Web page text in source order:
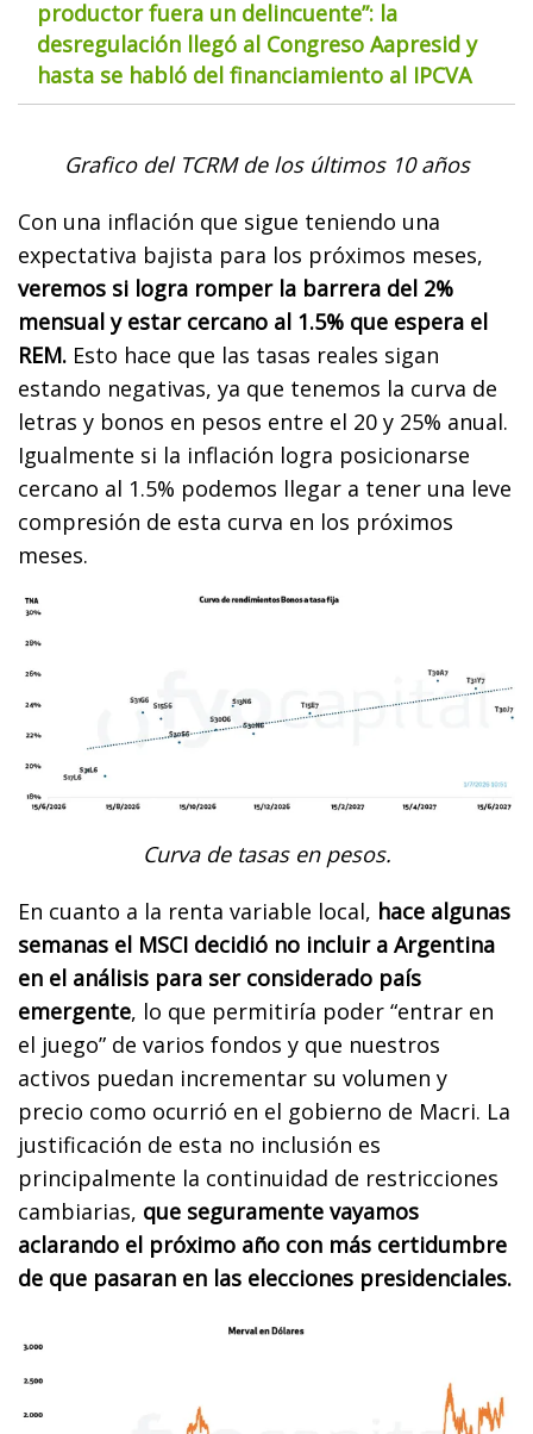
productor fuera un delincuente”: la
desregulación llegó al Congreso Aapresid y
hasta se habló del financiamiento al IPCVA
Grafico del TCRM de los últimos 10 años
Con una inflación que sigue teniendo una
expectativa bajista para los próximos meses,
veremos si logra romper la barrera del 2%
mensual y estar cercano al 1.5% que espera el
REM. Esto hace que las tasas reales sigan
estando negativas, ya que tenemos la curva de
letras y bonos en pesos entre el 20 y 25% anual.
Igualmente si la inflación logra posicionarse
cercano al 1.5% podemos llegar a tener una leve
compresión de esta curva en los próximos
meses.
Curva de tasas en pesos.
En cuanto a la renta variable local, hace algunas
semanas el MSCI decidió no incluir a Argentina
en el análisis para ser considerado país
emergente, lo que permitiría poder “entrar en
el juego” de varios fondos y que nuestros
activos puedan incrementar su volumen y
precio como ocurrió en el gobierno de Macri. La
justificación de esta no inclusión es
principalmente la continuidad de restricciones
cambiarias, que seguramente vayamos
aclarando el próximo año con más certidumbre
de que pasaran en las elecciones presidenciales.